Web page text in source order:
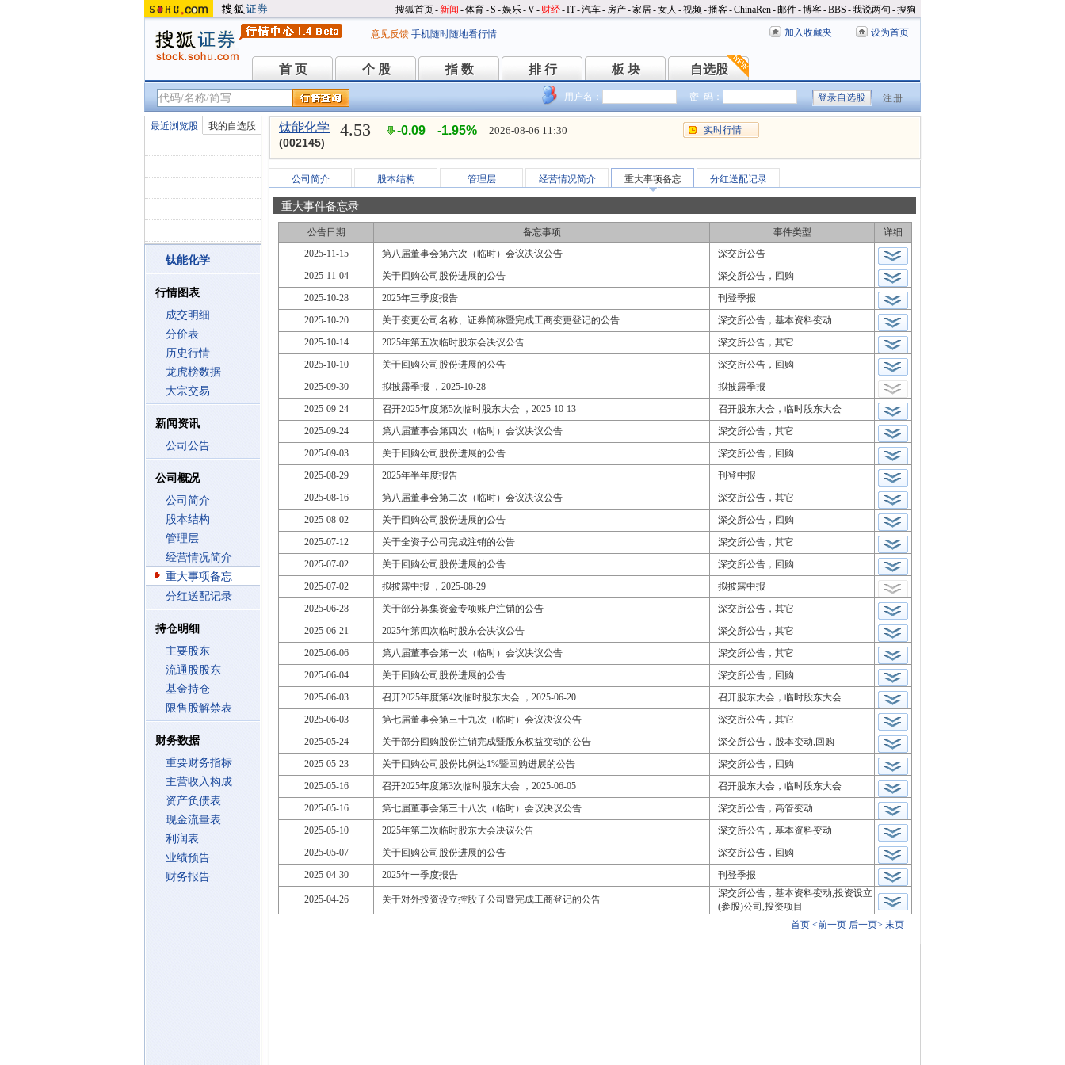
搜狐首页-新闻 -体育-S -娱乐-V- 财经-IT-汽车- 房产-家居-女人 -视频-播客-ChinaRen-邮件-博客-BBS -我说两句 -搜狗
意见反馈 手机随时随地看行情 加入收藏夹 设为首页
首 页
首 页 个 股
个 股 指 数
指 数 排 行
排 行 板 块
板 块 自选股
自选股
用户名： 密 码： 注册
最近浏览股 我的自选股
钛能化学
行情图表
成交明细
分价表
历史行情
龙虎榜数据
大宗交易
新闻资讯
公司公告
公司概况
公司简介
股本结构
管理层
经营情况简介
重大事项备忘
分红送配记录
持仓明细
主要股东
流通股股东
基金持仓
限售股解禁表
财务数据
重要财务指标
主营收入构成
资产负债表
现金流量表
利润表
业绩预告
财务报告
钛能化学
(002145)
4.53 -0.09 -1.95% 2026-08-06 11:30 实时行情
公司简介 股本结构 管理层 经营情况简介 重大事项备忘 分红送配记录
重大事件备忘录
公告日期 备忘事项 事件类型
详细
2025-11-15
第八届董事会第六次（临时）会议决议公告
深交所公告
2025-11-04
关于回购公司股份进展的公告
深交所公告，回购
2025-10-28
2025年三季度报告
刊登季报
2025-10-20
关于变更公司名称、证券简称暨完成工商变更登记的公告
深交所公告，基本资料变动
2025-10-14
2025年第五次临时股东会决议公告
深交所公告，其它
2025-10-10
关于回购公司股份进展的公告
深交所公告，回购
2025-09-30
拟披露季报 ，2025-10-28
拟披露季报
2025-09-24
召开2025年度第5次临时股东大会 ，2025-10-13
召开股东大会，临时股东大会
2025-09-24
第八届董事会第四次（临时）会议决议公告
深交所公告，其它
2025-09-03
关于回购公司股份进展的公告
深交所公告，回购
2025-08-29
2025年半年度报告
刊登中报
2025-08-16
第八届董事会第二次（临时）会议决议公告
深交所公告，其它
2025-08-02
关于回购公司股份进展的公告
深交所公告，回购
2025-07-12
关于全资子公司完成注销的公告
深交所公告，其它
2025-07-02
关于回购公司股份进展的公告
深交所公告，回购
2025-07-02
拟披露中报 ，2025-08-29
拟披露中报
2025-06-28
关于部分募集资金专项账户注销的公告
深交所公告，其它
2025-06-21
2025年第四次临时股东会决议公告
深交所公告，其它
2025-06-06
第八届董事会第一次（临时）会议决议公告
深交所公告，其它
2025-06-04
关于回购公司股份进展的公告
深交所公告，回购
2025-06-03
召开2025年度第4次临时股东大会 ，2025-06-20
召开股东大会，临时股东大会
2025-06-03
第七届董事会第三十九次（临时）会议决议公告
深交所公告，其它
2025-05-24
关于部分回购股份注销完成暨股东权益变动的公告
深交所公告，股本变动,回购
2025-05-23
关于回购公司股份比例达1%暨回购进展的公告
深交所公告，回购
2025-05-16
召开2025年度第3次临时股东大会 ，2025-06-05
召开股东大会，临时股东大会
2025-05-16
第七届董事会第三十八次（临时）会议决议公告
深交所公告，高管变动
2025-05-10
2025年第二次临时股东大会决议公告
深交所公告，基本资料变动
2025-05-07
关于回购公司股份进展的公告
深交所公告，回购
2025-04-30
2025年一季度报告 刊登季报
2025-04-26 关于对外投资设立控股子公司暨完成工商登记的公告
深交所公告，基本资料变动,投资设立
(参股)公司,投资项目
首页 <前一页 后一页> 末页